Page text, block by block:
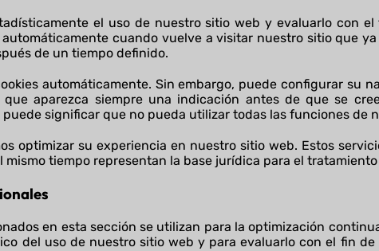
el uso de nuestro sitio web y evaluarlo con
cuando vuelve a visitar nuestro sitio que
de un tiempo definido.
automáticamente. Sin embargo, puede configurar su
aparezca siempre una indicación antes de que se
significar que no pueda utilizar todas las funciones de
optimizar su experiencia en nuestro sitio web. Estos
tiempo representan la base jurídica para el
en esta sección se utilizan para la optimización
del uso de nuestro sitio web y para evaluarlo con el fin